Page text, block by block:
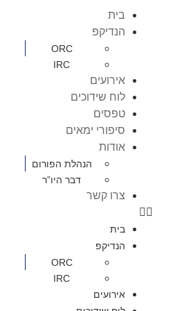
בית
הנדיקפ
ORC
IRC
אירועים
לוח שידוכים
טפסים
סיפורי ימאים
אודות
הנהלת הפורום
דבר היו”ר
צרו קשר
בית
הנדיקפ
ORC
IRC
אירועים